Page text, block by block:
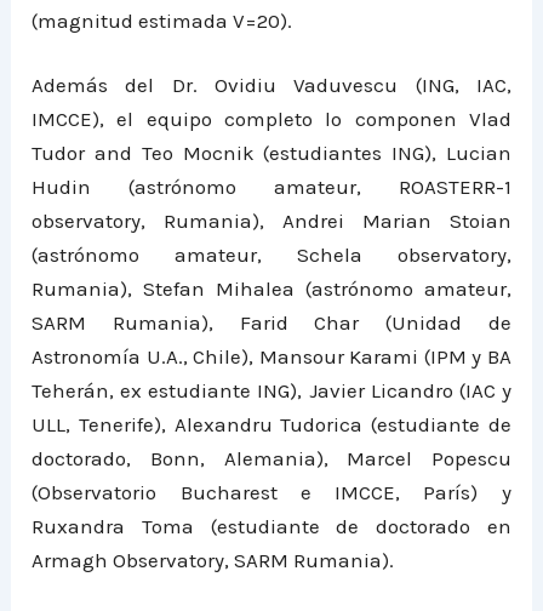
(magnitud estimada V=20).
Además del Dr. Ovidiu Vaduvescu (ING, IAC,
IMCCE), el equipo completo lo componen Vlad
Tudor and Teo Mocnik (estudiantes ING), Lucian
Hudin (astrónomo amateur, ROASTERR-1
observatory, Rumania), Andrei Marian Stoian
(astrónomo amateur, Schela observatory,
Rumania), Stefan Mihalea (astrónomo amateur,
SARM Rumania), Farid Char (Unidad de
Astronomía U.A., Chile), Mansour Karami (IPM y BA
Teherán, ex estudiante ING), Javier Licandro (IAC y
ULL, Tenerife), Alexandru Tudorica (estudiante de
doctorado, Bonn, Alemania), Marcel Popescu
(Observatorio Bucharest e IMCCE, París) y
Ruxandra Toma (estudiante de doctorado en
Armagh Observatory, SARM Rumania).